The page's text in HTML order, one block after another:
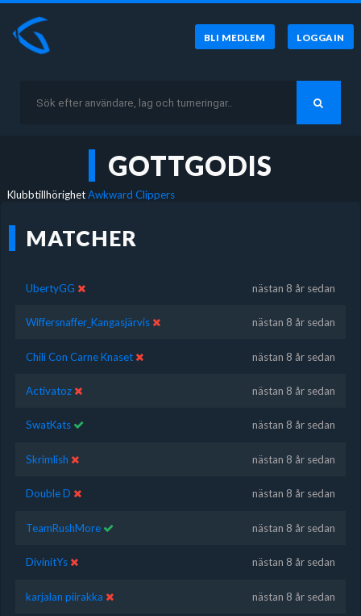
BLI MEDLEM LOGGA IN
GOTTGODIS
KlubbtillhörighetAwkward Clippers
MATCHER
UbertyGG nästan 8 år sedan
Wiffersnaffer_Kangasjärvis nästan 8 år sedan
Chili Con Carne Knaset nästan 8 år sedan
Activatoz nästan 8 år sedan
SwatKats nästan 8 år sedan
Skrimlish nästan 8 år sedan
Double D nästan 8 år sedan
TeamRushMore nästan 8 år sedan
DivinitYs nästan 8 år sedan
karjalan piirakka nästan 8 år sedan